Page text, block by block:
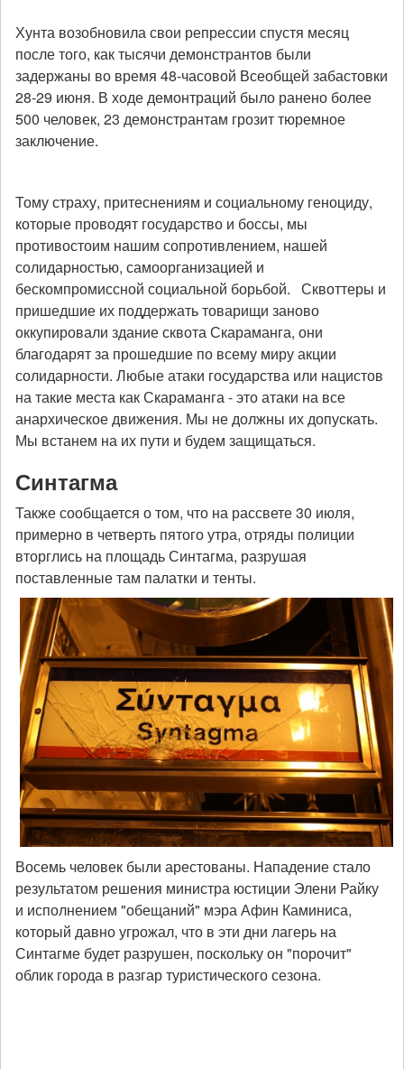
Хунта возобновила свои репрессии спустя месяц
после того, как тысячи демонстрантов были
задержаны во время 48-часовой Всеобщей забастовки
28-29 июня. В ходе демонтраций было ранено более
500 человек, 23 демонстрантам грозит тюремное
заключение.
Тому страху, притеснениям и социальному геноциду,
которые проводят государство и боссы, мы
противостоим нашим сопротивлением, нашей
солидарностью, самоорганизацией и
бескомпромиссной социальной борьбой. Сквоттеры и
пришедшие их поддержать товарищи заново
оккупировали здание сквота Скараманга, они
благодарят за прошедшие по всему миру акции
солидарности. Любые атаки государства или нацистов
на такие места как Скараманга - это атаки на все
анархическое движения. Мы не должны их допускать.
Мы встанем на их пути и будем защищаться.
Синтагма
Также сообщается о том, что на рассвете 30 июля,
примерно в четверть пятого утра, отряды полиции
вторглись на площадь Синтагма, разрушая
поставленные там палатки и тенты.
Восемь человек были арестованы. Нападение стало
результатом решения министра юстиции Элени Райку
и исполнением "обещаний" мэра Афин Каминиса,
который давно угрожал, что в эти дни лагерь на
Синтагме будет разрушен, поскольку он "порочит"
облик города в разгар туристического сезона.